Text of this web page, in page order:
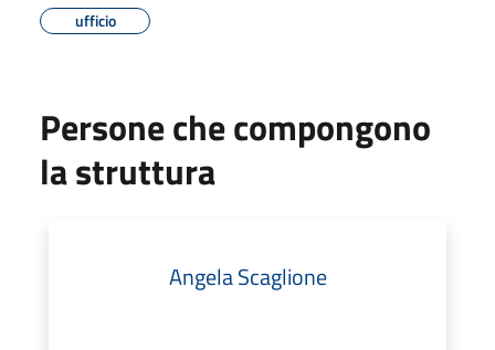
ufficio
Persone che compongono
la struttura
Angela Scaglione